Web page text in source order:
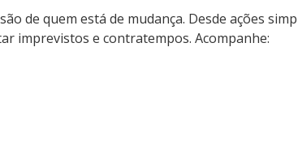
de quem está de mudança. Desde ações
imprevistos e contratempos. Acompanhe: